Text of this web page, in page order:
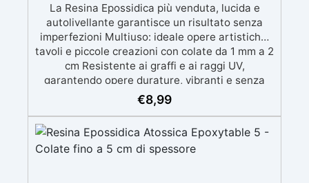
La Resina Epossidica più venduta, lucida e
autolivellante garantisce un risultato senza
imperfezioni Multiuso: ideale opere artistiche,
tavoli e piccole creazioni con colate da 1 mm a 2
cm Resistente ai graffi e ai raggi UV,
garantendo opere durature, vibranti e senza
ingiallimenti nel tempo Bassa viscosità e
formula anti-bolle per risultati impeccabili,
Certificata Atossica post catalisi per contatto
con la pelle, BPA free e VoC Free
€8,99